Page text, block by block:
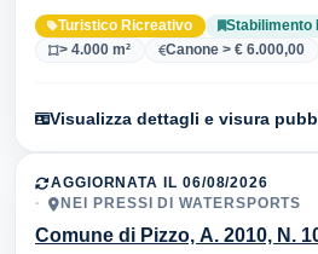
Turistico Ricreativo
Stabilimento
> 4.000 m²
Canone > € 6.000,00
Visualizza dettagli e visura
AGGIORNATA IL 06/08/2026
NEI PRESSI DI WATERSPORTS
Comune di Pizzo, A. 2010, N.